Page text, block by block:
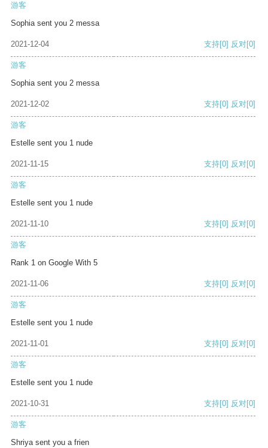
游客
Sophia sent you 2 messa
2021-12-04 支持[0] 反对[0]
游客
Sophia sent you 2 messa
2021-12-02 支持[0] 反对[0]
游客
Estelle sent you 1 nude
2021-11-15 支持[0] 反对[0]
游客
Estelle sent you 1 nude
2021-11-10 支持[0] 反对[0]
游客
Rank 1 on Google With 5
2021-11-06 支持[0] 反对[0]
游客
Estelle sent you 1 nude
2021-11-01 支持[0] 反对[0]
游客
Estelle sent you 1 nude
2021-10-31 支持[0] 反对[0]
游客
Shriya sent you a frien